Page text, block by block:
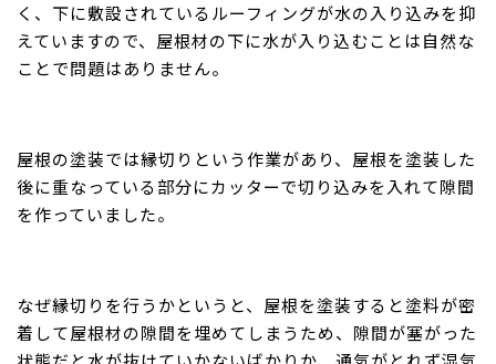
く、下に敷設されているルーフィングが水の入り込みを抑
えていますので、屋根材の下に水が入り込むことは自然な
ことで問題はありません。
屋根の塗装では縁切りという作業があり、屋根を塗装した
後に重なっている部分にカッターで切り込みを入れて隙間
を作っていました。
なぜ縁切りを行うかというと、屋根を塗装すると塗料が密
着して屋根材の隙間を埋めてしまうため、隙間が塞がった